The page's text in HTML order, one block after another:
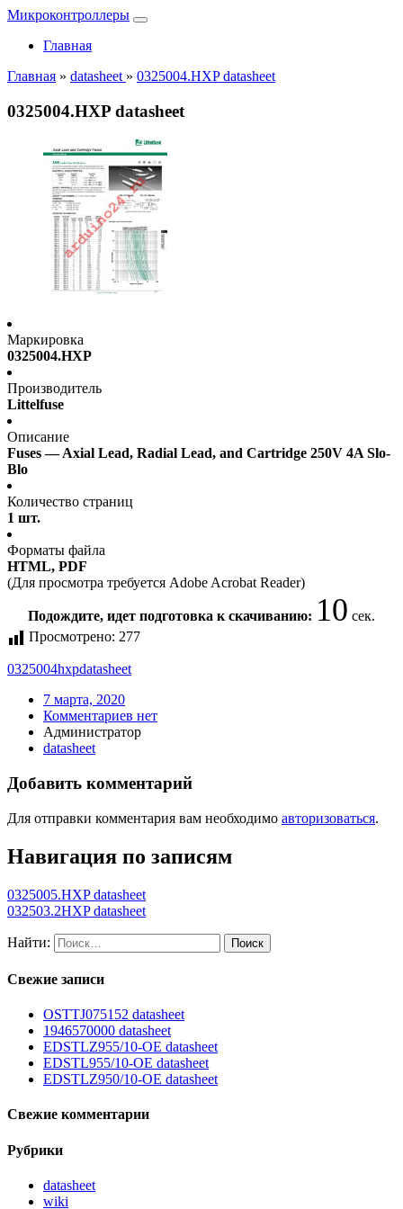
Микроконтроллеры
Главная
Главная » datasheet » 0325004.HXP datasheet
0325004.HXP datasheet
Маркировка
0325004.HXP
Производитель
Littelfuse
Описание
Fuses — Axial Lead, Radial Lead, and Cartridge 250V 4A Slo-
Blo
Количество страниц
1 шт.
Форматы файла
HTML, PDF
(Для просмотра требуется Adobe Acrobat Reader)
Подождите, идет подготовка к скачиванию: 10 сек.
Просмотрено: 277
0325004hxpdatasheet
7 марта, 2020
Комментариев нет
Администратор
datasheet
Добавить комментарий
Для отправки комментария вам необходимо авторизоваться.
Навигация по записям
0325005.HXP datasheet
032503.2HXP datasheet
Найти:
Свежие записи
OSTTJ075152 datasheet
1946570000 datasheet
EDSTLZ955/10-OE datasheet
EDSTL955/10-OE datasheet
EDSTLZ950/10-OE datasheet
Свежие комментарии
Рубрики
datasheet
wiki